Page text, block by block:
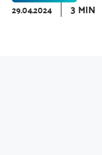
29.04.2024
3 MIN